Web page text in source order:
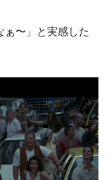
〜」と実感した